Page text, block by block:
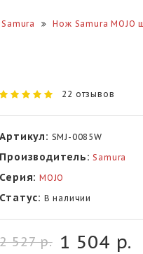
Нож Samura MOJO
22 отзывов
Артикул: SMJ-0085W
Производитель: Samura
Серия: MOJO
Статус: В наличии
2 527 р. 1 504 р.